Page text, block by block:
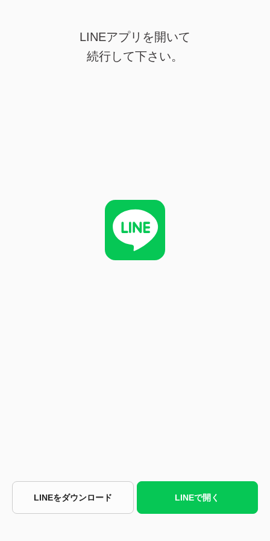
LINEアプリを開いて
続行して下さい。
LINEをダウンロード LINEで開く